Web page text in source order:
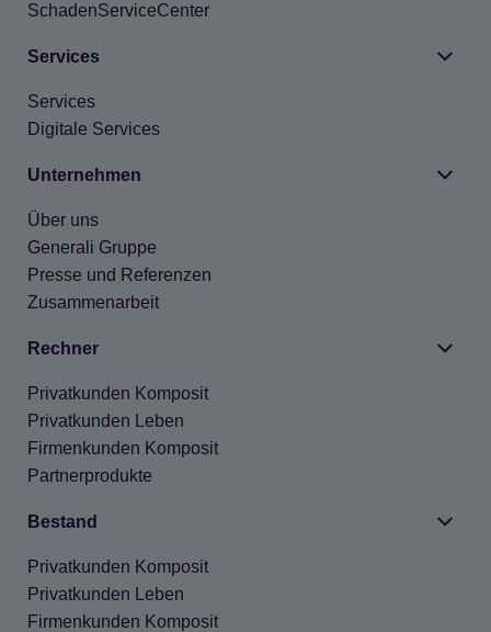
Scha­den­Ser­vice­Cen­ter
Ser­vices
Ser­vices
Digi­tale Ser­vices
Unter­neh­men
Über uns
Gene­rali Gruppe
Presse und Refe­ren­zen
Zusam­men­ar­beit
Rech­ner
Pri­vat­kun­den Kom­po­sit
Pri­vat­kun­den Leben
Fir­men­kun­den Kom­po­sit
Part­ner­pro­dukte
Bestand
Pri­vat­kun­den Kom­po­sit
Pri­vat­kun­den Leben
Fir­men­kun­den Kom­po­sit